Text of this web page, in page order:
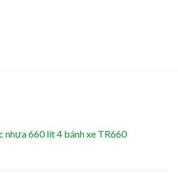
nhựa 660 lít 4 bánh xe TR660